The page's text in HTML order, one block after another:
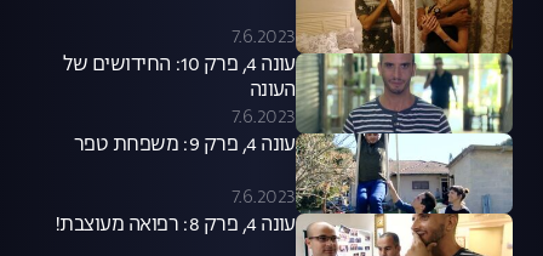
7.6.2023
עונה 4, פרק 10: החידושים של
העונה
7.6.2023
עונה 4, פרק 9: משפחת טפר
7.6.2023
עונה 4, פרק 8: רפואה מעוצבת!